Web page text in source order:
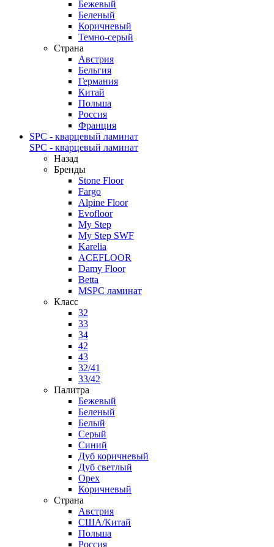
Бежевый
Беленый
Коричневый
Темно-серый
Страна
Австрия
Бельгия
Германия
Китай
Польша
Россия
Франция
SPC - кварцевый ламинат
SPC - кварцевый ламинат
Назад
Бренды
Stone Floor
Fargo
Alpine Floor
Evofloor
My Step
My Step SWF
Karelia
ACEFLOOR
Damy Floor
Betta
MSPC ламинат
Класс
32
33
34
42
43
32/41
33/42
Палитра
Бежевый
Беленый
Белый
Серый
Синий
Дуб коричневый
Дуб светлый
Орех
Коричневый
Страна
Австрия
США/Китай
Польша
Россия